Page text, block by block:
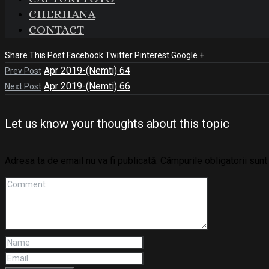
CHERHANA
CONTACT
Share This Post FacebookTwitter PinterestGoogle +
Prev Post Apr 2019-(Nemti) 64
Next Post Apr 2019-(Nemti) 66
Let us know your thoughts about this topic